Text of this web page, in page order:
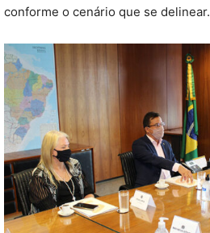
conforme o cenário que se delinear.